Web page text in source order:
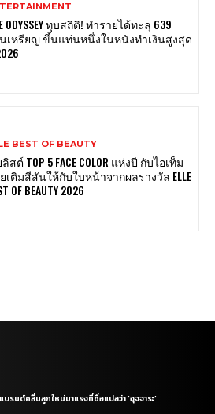
ODYSSEY ทุบสถิติ! ทำรายได้ทะลุ 639
เหรียญ ขึ้นแท่นหนึ่งในหนังทำเงินสูงสุด
BEST OF BEAUTY
ลิสต์ TOP 5 FACE COLOR แห่งปี กับไอเท็ม
เติมสีสันให้กับใบหน้าจากผลรางวัล ELLE
OF BEAUTY 2026
บรนด์คลื่นลูกใหม่มาแรงที่ชื่อแปลว่า ‘อุจจาระ’